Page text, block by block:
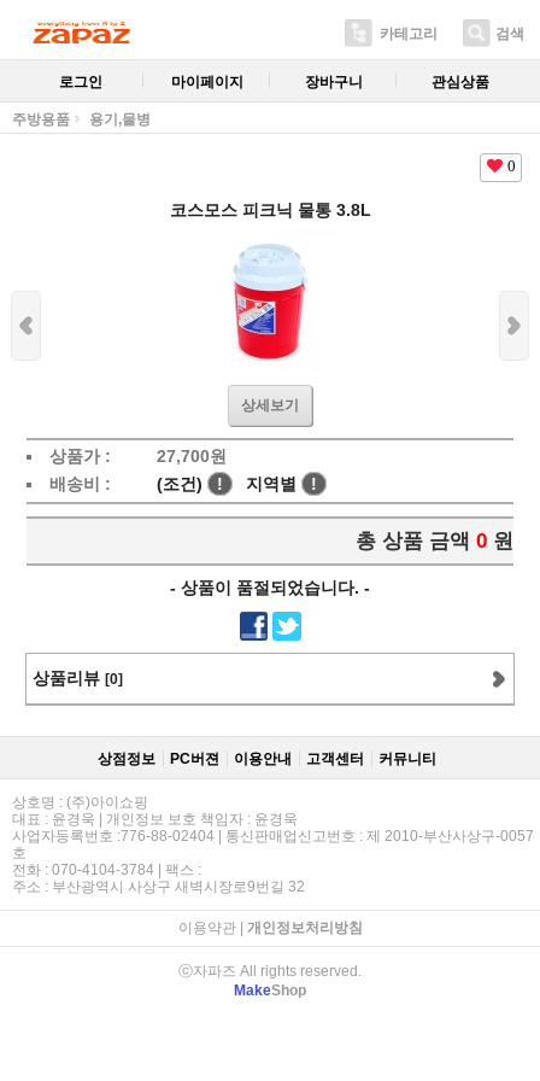
카테고리 검색
로그인 마이페이지 장바구니 관심상품
주방용품 용기,물병
0
코스모스 피크닉 물통 3.8L
상세보기
상품가 : 27,700원
배송비 :
(조건) ! 지역별 !
총 상품 금액 0 원
- 상품이 품절되었습니다. -
상품리뷰 [0]
상점정보 PC버젼 이용안내 고객센터 커뮤니티
상호명 : (주)아이쇼핑
대표 : 윤경욱 | 개인정보 보호 책임자 : 윤경욱
사업자등록번호 :776-88-02404 | 통신판매업신고번호 : 제 2010-부산사상구-0057
호
전화 : 070-4104-3784 | 팩스 :
주소 : 부산광역시 사상구 새벽시장로9번길 32
이용약관| 개인정보처리방침
ⓒ자파즈 All rights reserved.
MakeShop